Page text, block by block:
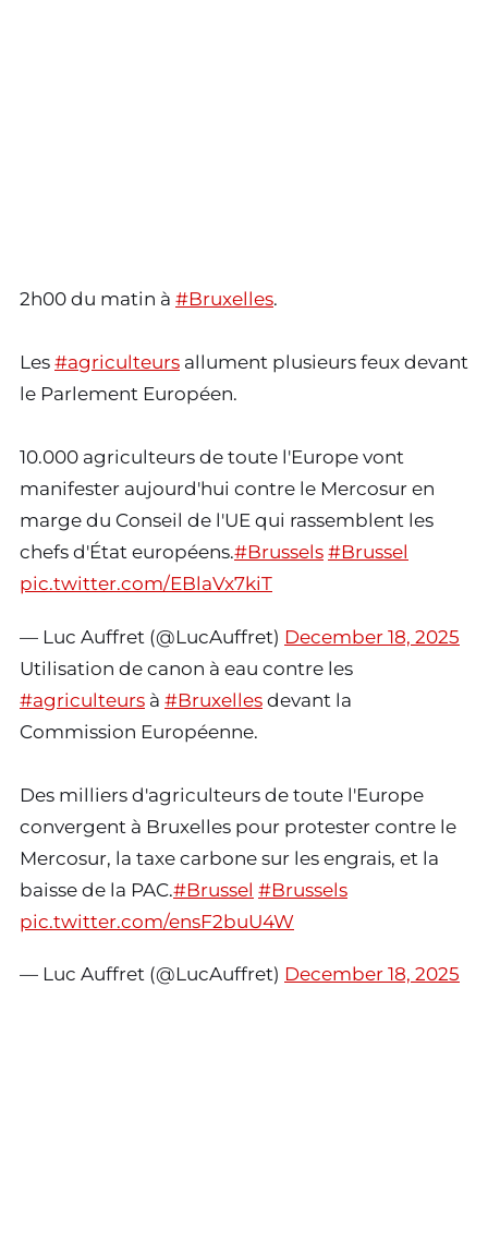
2h00 du matin à #Bruxelles.
Les #agriculteurs allument plusieurs feux devant
le Parlement Européen.
10.000 agriculteurs de toute l'Europe vont
manifester aujourd'hui contre le Mercosur en
marge du Conseil de l'UE qui rassemblent les
chefs d'État européens.#Brussels #Brussel
pic.twitter.com/EBlaVx7kiT
— Luc Auffret (@LucAuffret) December 18, 2025
Utilisation de canon à eau contre les
#agriculteurs à #Bruxelles devant la
Commission Européenne.
Des milliers d'agriculteurs de toute l'Europe
convergent à Bruxelles pour protester contre le
Mercosur, la taxe carbone sur les engrais, et la
baisse de la PAC.#Brussel #Brussels
pic.twitter.com/ensF2buU4W
— Luc Auffret (@LucAuffret) December 18, 2025